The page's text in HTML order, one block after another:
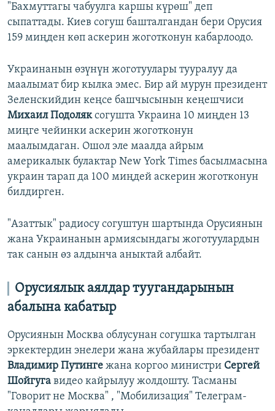
"Бахмуттагы чабуулга каршы күрөш" деп
сыпаттады. Киев согуш башталгандан бери Орусия
159 миңден көп аскерин жоготконун кабарлоодо.
Украинанын өзүнүн жоготуулары тууралуу да
маалымат бир кылка эмес. Бир ай мурун президент
Зеленскийдин кеңсе башчысынын кеңешчиси
Михаил Подоляксогушта Украина 10 миңден 13
миңге чейинки аскерин жоготконун
маалымдаган. Ошол эле маалда айрым
америкалык булактар New York Times басылмасына
украин тарап да 100 миңдей аскерин жоготконун
билдирген.
"Азаттык" радиосу согуштун шартында Орусиянын
жана Украинанын армиясындагы жоготуулардын
так санын өз алдынча аныктай албайт.
Орусиялык аялдар туугандарынын
абалына кабатыр
Орусиянын Москва облусунан согушка тартылган
эркектердин энелери жана жубайлары президент
Владимир Путинге жана коргоо министри Сергей
Шойгуга видео кайрылуу жолдошту. Тасманы
"Говорит не Москва" , "Мобилизация" Телеграм-